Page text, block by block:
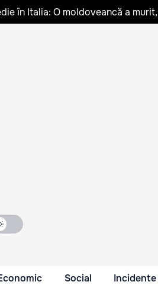
în Italia: O moldoveancă a
Social Incidente